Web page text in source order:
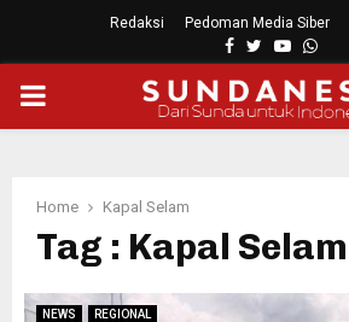
Redaksi Pedoman Media Siber
Facebook
TwitterYoutube
PRIMARY
Home Kapal Selam
Tag : Kapal Selam
NEWS REGIONAL